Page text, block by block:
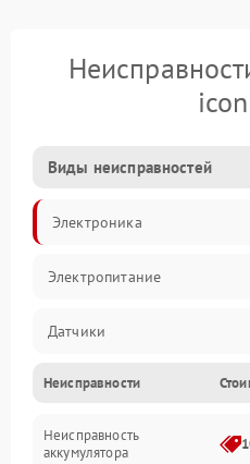
Виды неисправностей
Электроника
Электропитание
Датчики
Привод
Механические повреждения
Неисправности
Неисправность
аккумулятора